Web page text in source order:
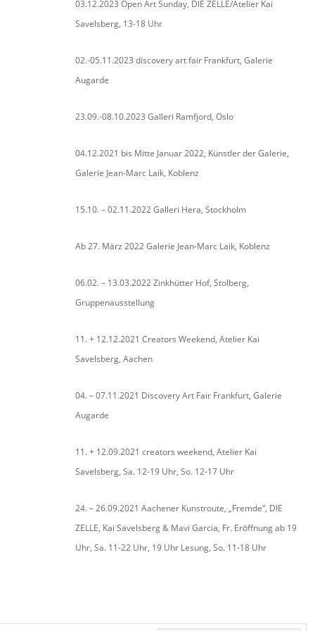
03.12.2023 Open Art Sunday, DIE ZELLE/Atelier Kai
Savelsberg, 13-18 Uhr
02.-05.11.2023 discovery art fair Frankfurt, Galerie
Augarde
23.09.-08.10.2023 Galleri Ramfjord, Oslo
04.12.2021 bis Mitte Januar 2022, Künstler der Galerie,
Galerie Jean-Marc Laik, Koblenz
15.10. – 02.11.2022 Galleri Hera, Stockholm
Ab 27. März 2022 Galerie Jean-Marc Laik, Koblenz
06.02. – 13.03.2022 Zinkhütter Hof, Stolberg,
Gruppenausstellung
11. + 12.12.2021 Creators Weekend, Atelier Kai
Savelsberg, Aachen
04. – 07.11.2021 Discovery Art Fair Frankfurt, Galerie
Augarde
11. + 12.09.2021 creators weekend, Atelier Kai
Savelsberg, Sa. 12-19 Uhr, So. 12-17 Uhr
24. – 26.09.2021 Aachener Kunstroute, „Fremde“, DIE
ZELLE, Kai Savelsberg & Mavi Garcia, Fr. Eröffnung ab 19
Uhr, Sa. 11-22 Uhr, 19 Uhr Lesung, So. 11-18 Uhr